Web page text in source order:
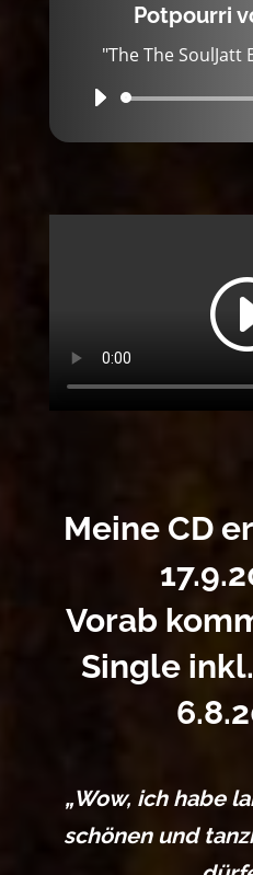
Potpourri
"The The SoulJatt
Meine CD
Vorab
Single
„Wow, ich habe
schönen und